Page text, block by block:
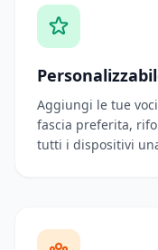
Aggiungi le tue
fascia preferita,
tutti i dispositivi